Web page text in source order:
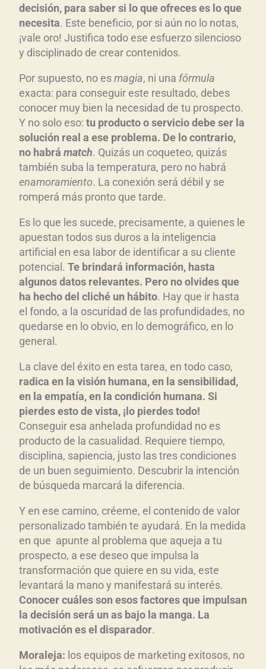
decisión, para saber si lo que ofreces es lo que
necesita. Este beneficio, por si aún no lo notas,
¡vale oro! Justifica todo ese esfuerzo silencioso
y disciplinado de crear contenidos.
Por supuesto, no esmagia, ni una fórmula
exacta: para conseguir este resultado, debes
conocer muy bien la necesidad de tu prospecto.
Y no solo eso: tu producto o servicio debe ser la
solución real a ese problema. De lo contrario,
no habrá match. Quizás un coqueteo, quizás
también suba la temperatura, pero no habrá
enamoramiento. La conexión será débil y se
romperá más pronto que tarde.
Es lo que les sucede, precisamente, a quienes le
apuestan todos sus duros a la inteligencia
artificial en esa labor de identificar a su cliente
potencial. Te brindará información, hasta
algunos datos relevantes. Pero no olvides que
ha hecho del cliché un hábito. Hay que ir hasta
el fondo, a la oscuridad de las profundidades, no
quedarse en lo obvio, en lo demográfico, en lo
general.
La clave del éxito en esta tarea, en todo caso,
radica en la visión humana, en la sensibilidad,
en la empatía, en la condición humana. Si
pierdes esto de vista, ¡lo pierdes todo!
Conseguir esa anhelada profundidad no es
producto de la casualidad. Requiere tiempo,
disciplina, sapiencia, justo las tres condiciones
de un buen seguimiento. Descubrir la intención
de búsqueda marcará la diferencia.
Y en ese camino, créeme, el contenido de valor
personalizado también te ayudará. En la medida
en que apunte al problema que aqueja a tu
prospecto, a ese deseo que impulsa la
transformación que quiere en su vida, este
levantará la mano y manifestará su interés.
Conocer cuáles son esos factores que impulsan
la decisión será un as bajo la manga. La
motivación es el disparador.
Moraleja: los equipos de marketing exitosos, no